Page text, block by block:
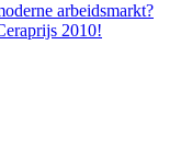
arbeidsmarkt?
2010!